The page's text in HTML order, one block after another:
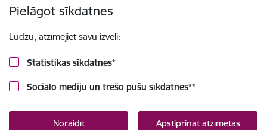
Pielāgot sīkdatnes
Lūdzu, atzīmējiet savu izvēli:
Statistikas sīkdatnes*
Sociālo mediju un trešo pušu sīkdatnes**
Noraidīt Apstiprināt atzīmētās